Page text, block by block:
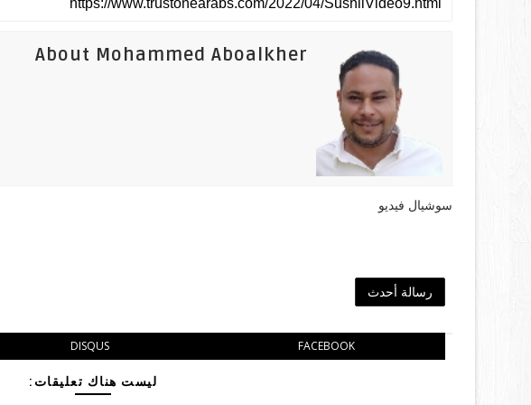
About Mohammed Aboalkher
سوشيال فيديو
رسالة أحدث
DISQUS FACEBOOK
ليست هناك تعليقات: